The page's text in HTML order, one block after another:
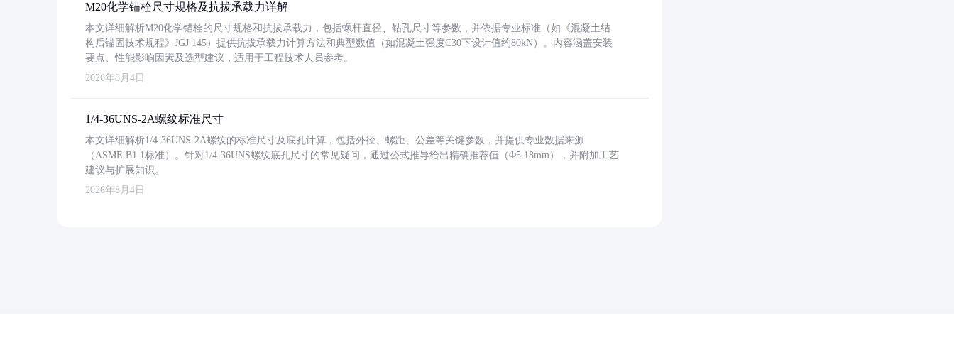
M20化学锚栓尺寸规格及抗拔承载力详解
本文详细解析M20化学锚栓的尺寸规格和抗拔承载力，包括螺杆直径、钻孔尺寸等参数，并依据专业标准（如《混凝土结
构后锚固技术规程》JGJ 145）提供抗拔承载力计算方法和典型数值（如混凝土强度C30下设计值约80kN）。内容涵盖安装
要点、性能影响因素及选型建议，适用于工程技术人员参考。
2026年8月4日
1/4-36UNS-2A螺纹标准尺寸
本文详细解析1/4-36UNS-2A螺纹的标准尺寸及底孔计算，包括外径、螺距、公差等关键参数，并提供专业数据来源
（ASME B1.1标准）。针对1/4-36UNS螺纹底孔尺寸的常见疑问，通过公式推导给出精确推荐值（Φ5.18mm），并附加工艺
建议与扩展知识。
2026年8月4日